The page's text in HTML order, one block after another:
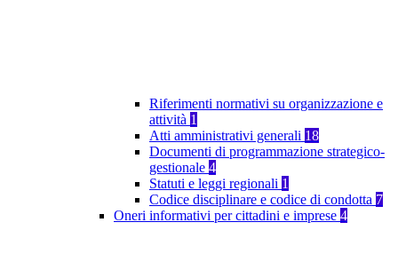
Riferimenti normativi su organizzazione e
attività 1
Atti amministrativi generali 18
Documenti di programmazione strategico-
gestionale 4
Statuti e leggi regionali 1
Codice disciplinare e codice di condotta 7
Oneri informativi per cittadini e imprese 4